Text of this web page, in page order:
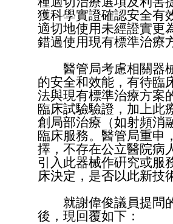
獲科學實證確認安全有
適切地使用未經證實更
錯過使用現有標準治療
醫管局考慮相關器械
的安全和效能，有待臨
法與現有標準治療方案
臨床試驗驗證，加上此
創局部治療（如射頻消
臨床服務。醫管局重申
擇，不存在公立醫院病
引入此器械作硏究或服
床決定，是否以此新技
就謝偉俊議員提問的
後，現回覆如下：